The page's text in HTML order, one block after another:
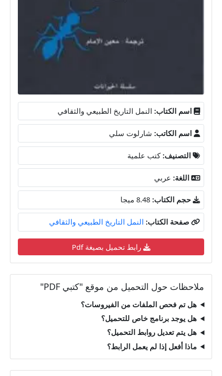
اسم الكتاب: النمل التاريخ الطبيعي والثقافي
اسم الكاتب: شارلوت سلي
التصنيف: كتب علمية
اللغة: عربي
حجم الكتاب: 8.48 ميجا
صفحة الكتاب: النمل التاريخ الطبيعي والثقافي
رابط تحميل بصيغة Pdf
ملاحظات حول التحميل من موقع "كتبي PDF"
هل تم فحص الملفات من الفيروسات؟
هل يوجد برنامج خاص للتحميل؟
هل يتم تعديل روابط التحميل؟
ماذا أفعل إذا لم يعمل الرابط؟